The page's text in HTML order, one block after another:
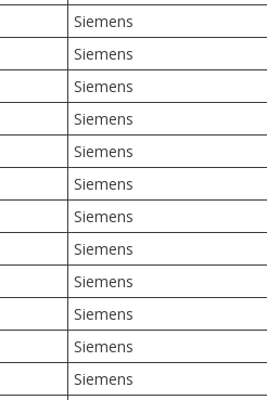
Siemens
Siemens
Siemens
Siemens
Siemens
Siemens
Siemens
Siemens
Siemens
Siemens
Siemens
Siemens